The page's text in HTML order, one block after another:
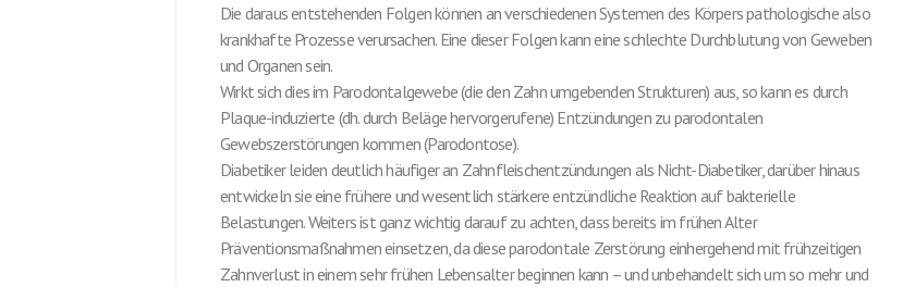
Die daraus entstehenden Folgen können an verschiedenen Systemen des Körpers pathologische also
krankhafte Prozesse verursachen. Eine dieser Folgen kann eine schlechte Durchblutung von Geweben
und Organen sein.
Wirkt sich dies im Parodontalgewebe (die den Zahn umgebenden Strukturen) aus, so kann es durch
Plaque-induzierte (dh. durch Beläge hervorgerufene) Entzündungen zu parodontalen
Gewebszerstörungen kommen (Parodontose).
Diabetiker leiden deutlich häufiger an Zahnfleischentzündungen als Nicht-Diabetiker, darüber hinaus
entwickeln sie eine frühere und wesentlich stärkere entzündliche Reaktion auf bakterielle
Belastungen. Weiters ist ganz wichtig darauf zu achten, dass bereits im frühen Alter
Präventionsmaßnahmen einsetzen, da diese parodontale Zerstörung einhergehend mit frühzeitigen
Zahnverlust in einem sehr frühen Lebensalter beginnen kann – und unbehandelt sich um so mehr und